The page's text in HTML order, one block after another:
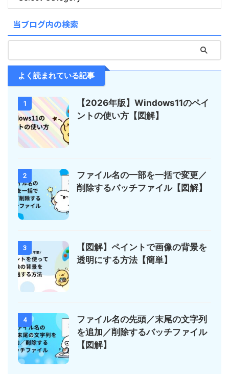
当ブログ内の検索
よく読まれている記事
1
【2026年版】Windows11のペイ
ントの使い方【図解】
2
ファイル名の一部を一括で変更／
削除するバッチファイル【図解】
3
【図解】ペイントで画像の背景を
透明にする方法【簡単】
4
ファイル名の先頭／末尾の文字列
を追加／削除するバッチファイル
【図解】